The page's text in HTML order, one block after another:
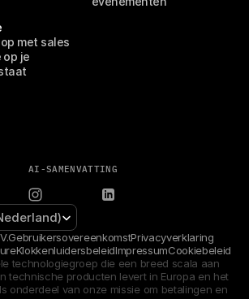
met sales
op je
AI-SAMENVATTING
GebruikersovereenkomstPrivacyverklaring
KlokkenluidersbeleidImpressumCookiebeleid
technologiegroep die een breed scala aan
technische producten levert in Europa en het
onderdeel van onze missie om betalingen en